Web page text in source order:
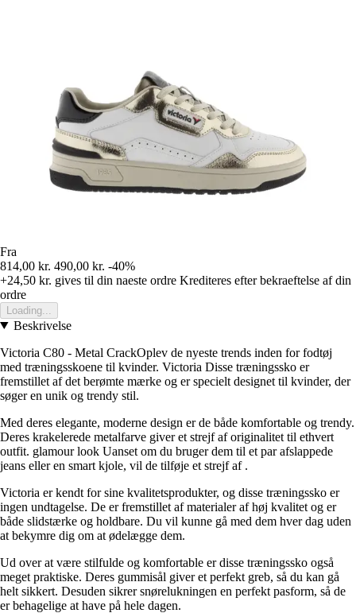
Fra
814,00 kr. 490,00 kr. -40%
+24,50 kr. gives til din naeste ordre Krediteres efter bekraeftelse af din
ordre
Loading...
Beskrivelse
Victoria C80 - Metal CrackOplev de nyeste trends inden for fodtøj
med træningsskoene til kvinder. Victoria Disse træningssko er
fremstillet af det berømte mærke og er specielt designet til kvinder, der
søger en unik og trendy stil.
Med deres elegante, moderne design er de både komfortable og trendy.
Deres krakelerede metalfarve giver et strejf af originalitet til ethvert
outfit. glamour look Uanset om du bruger dem til et par afslappede
jeans eller en smart kjole, vil de tilføje et strejf af .
Victoria er kendt for sine kvalitetsprodukter, og disse træningssko er
ingen undtagelse. De er fremstillet af materialer af høj kvalitet og er
både slidstærke og holdbare. Du vil kunne gå med dem hver dag uden
at bekymre dig om at ødelægge dem.
Ud over at være stilfulde og komfortable er disse træningssko også
meget praktiske. Deres gummisål giver et perfekt greb, så du kan gå
helt sikkert. Desuden sikrer snørelukningen en perfekt pasform, så de
er behagelige at have på hele dagen.